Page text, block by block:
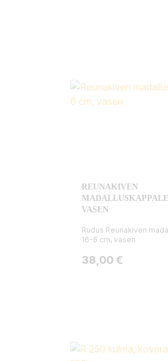
REUNAKIVEN
VASEN
Rudus Reunakiven
16-6 cm, vasen
Hinta
38,00 €